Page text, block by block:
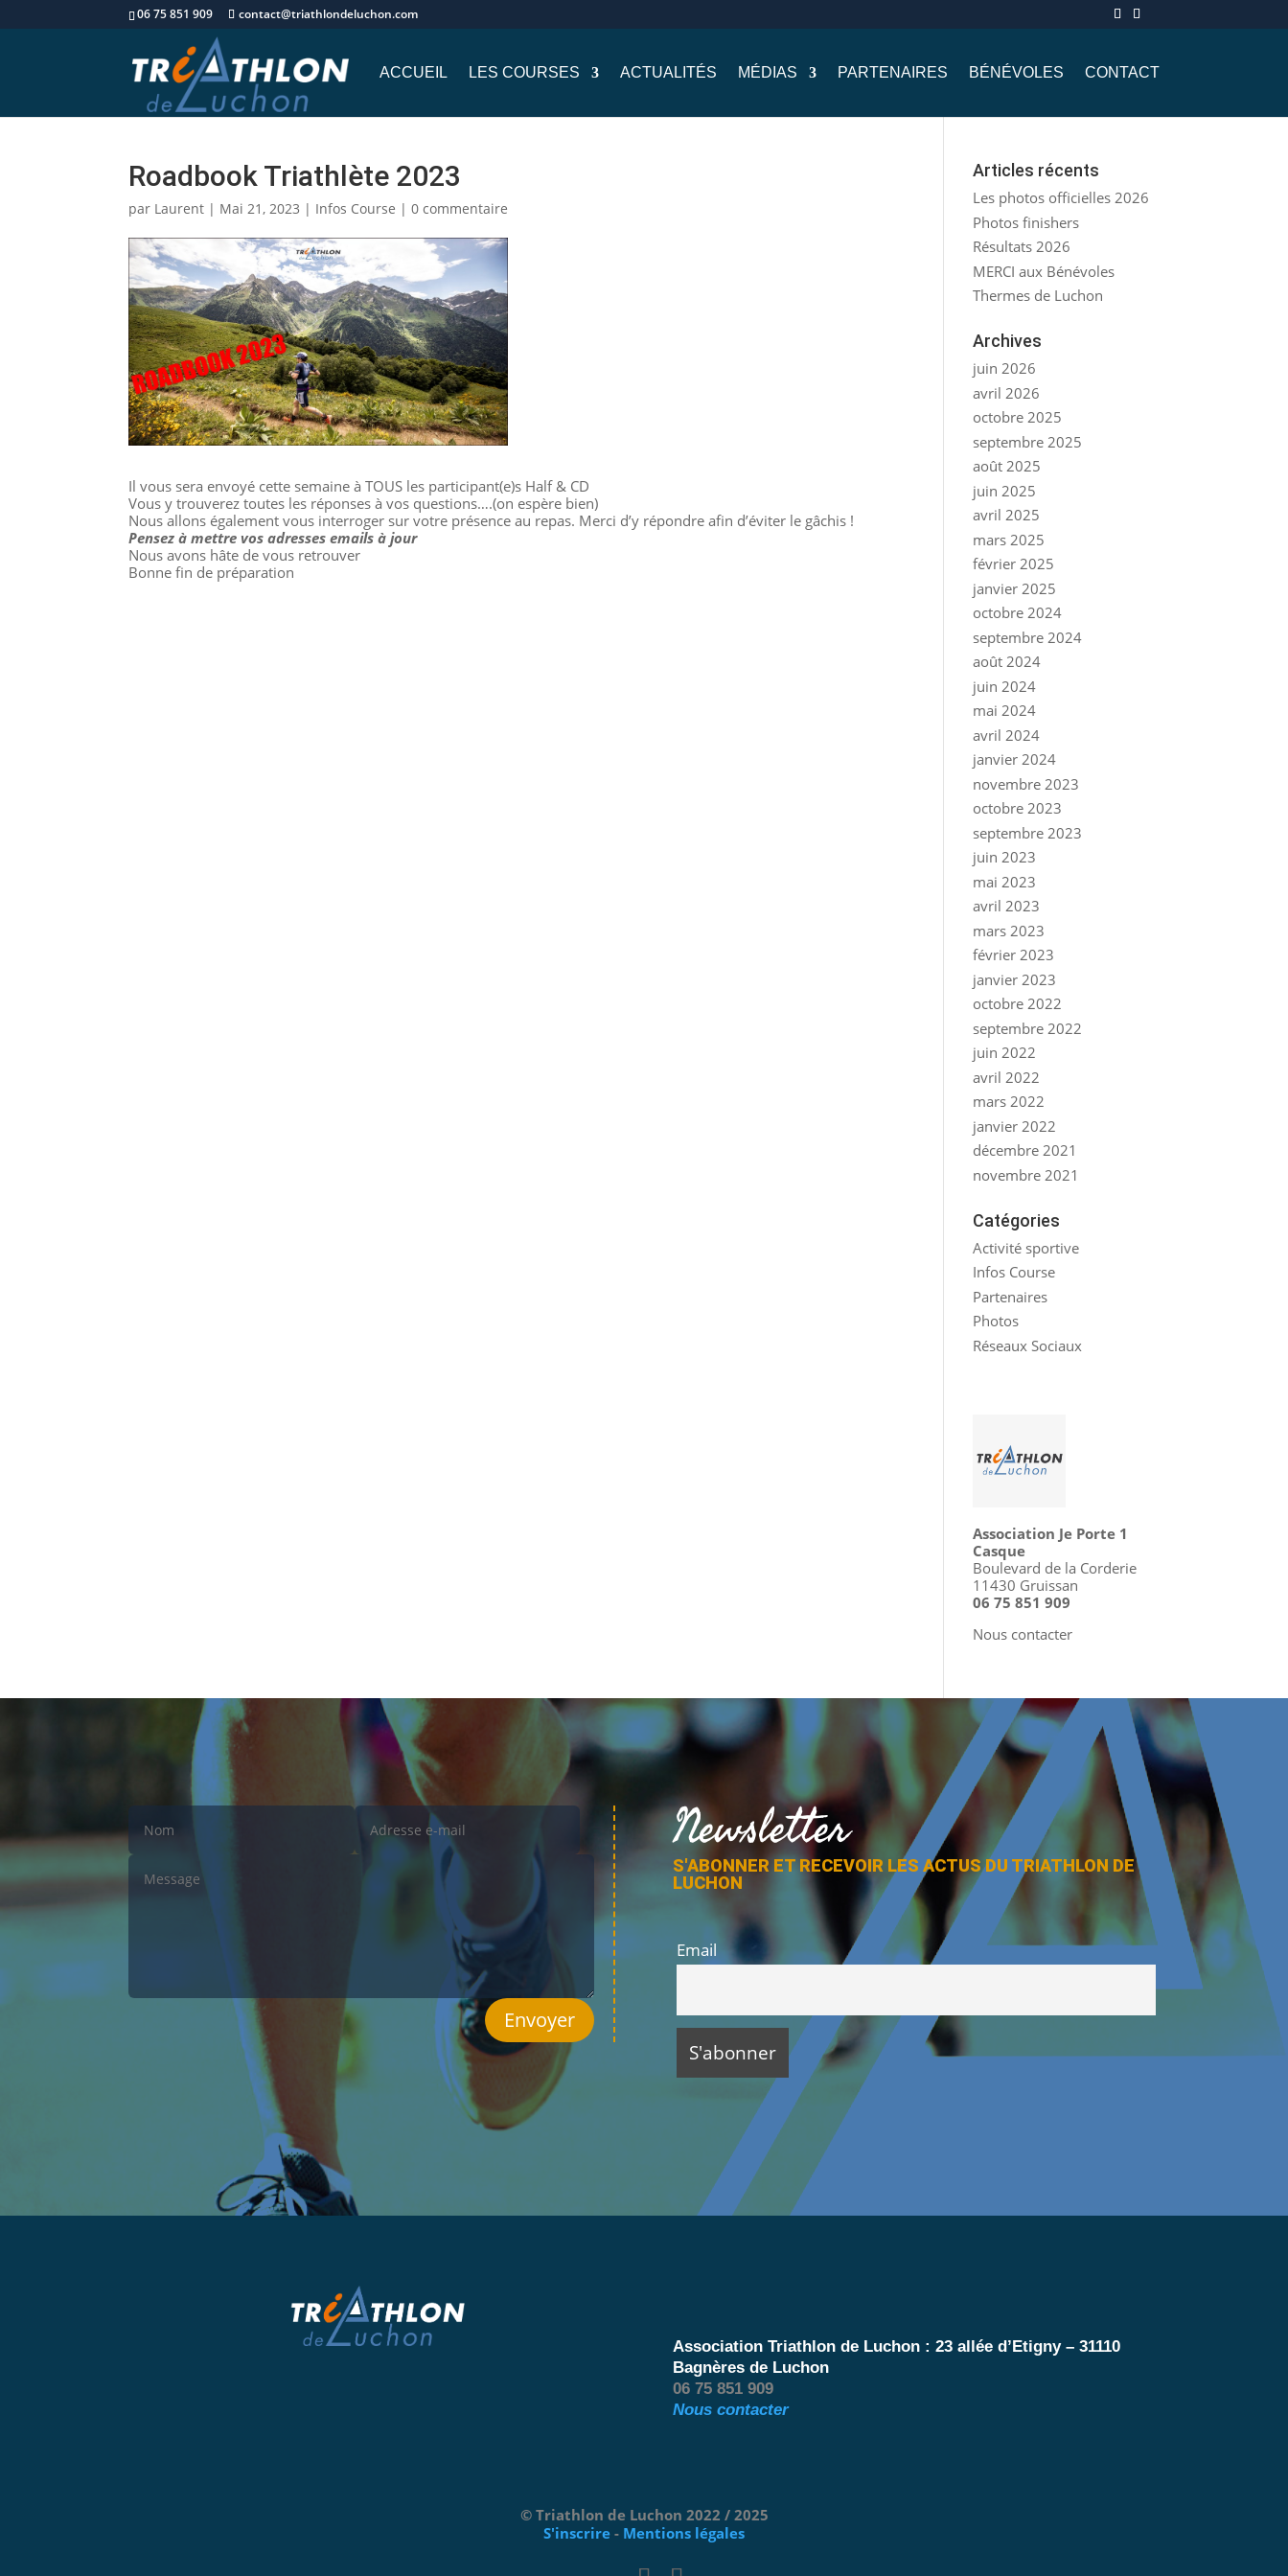
06 75 851 909 contact@triathlondeluchon.com
ACCUEIL LES COURSES ACTUALITÉS MÉDIAS PARTENAIRES BÉNÉVOLES CONTACT
Roadbook Triathlète 2023
par Laurent | Mai 21, 2023 | Infos Course |0 commentaire
Il vous sera envoyé cette semaine à TOUS les participant(e)s Half & CD
Vous y trouverez toutes les réponses à vos questions….(on espère bien)
Nous allons également vous interroger sur votre présence au repas. Merci d’y répondre afin d’éviter le gâchis !
Pensez à mettre vos adresses emails à jour
Nous avons hâte de vous retrouver
Bonne fin de préparation
Articles récents
Les photos officielles 2026
Photos finishers
Résultats 2026
MERCI aux Bénévoles
Thermes de Luchon
Archives
juin 2026
avril 2026
octobre 2025
septembre 2025
août 2025
juin 2025
avril 2025
mars 2025
février 2025
janvier 2025
octobre 2024
septembre 2024
août 2024
juin 2024
mai 2024
avril 2024
janvier 2024
novembre 2023
octobre 2023
septembre 2023
juin 2023
mai 2023
avril 2023
mars 2023
février 2023
janvier 2023
octobre 2022
septembre 2022
juin 2022
avril 2022
mars 2022
janvier 2022
décembre 2021
novembre 2021
Catégories
Activité sportive
Infos Course
Partenaires
Photos
Réseaux Sociaux
Association Je Porte 1
Casque
Boulevard de la Corderie
11430 Gruissan
06 75 851 909
Nous contacter
Envoyer
Newsletter
S'ABONNER ET RECEVOIR LES ACTUS DU TRIATHLON DE
LUCHON
Email
Association Triathlon de Luchon : 23 allée d’Etigny – 31110
Bagnères de Luchon
06 75 851 909
Nous contacter
© Triathlon de Luchon 2022 / 2025
S'inscrire - Mentions légales